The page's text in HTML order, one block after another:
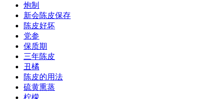
炮制
新会陈皮保存
陈皮好坏
党参
保质期
三年陈皮
丑橘
陈皮的用法
硫黄熏蒸
柠檬